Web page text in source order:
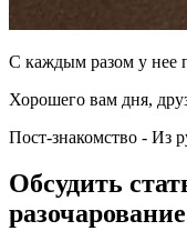
С каждым разом у нее
Хорошего вам дня,
Пост-знакомство - Из
Обсудить